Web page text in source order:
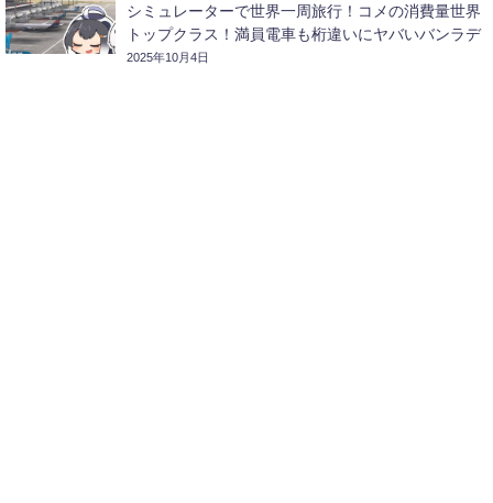
シミュレーターで世界一周旅行！コメの消費量世界
トップクラス！満員電車も桁違いにヤバいバンラデ
シュに向かいます！
2025年10月4日